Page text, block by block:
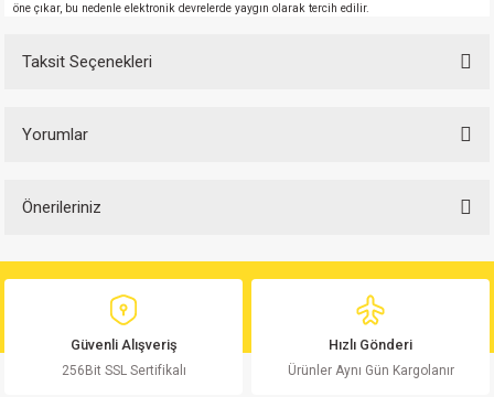
öne çıkar, bu nedenle elektronik devrelerde yaygın olarak tercih edilir.
Taksit Seçenekleri
Yorumlar
Yorum Yaz
Önerileriniz
yetersiz gördüğünüz noktaları öneri formunu kullanarak tarafımıza
Görüş ve önerileriniz için teşekkür ederiz.
Ürün resmi kalitesiz, bozuk veya görüntülenemiyor.
Güvenli Alışveriş
256Bit SSL Sertifikalı
Hızlı Gönderi
Ürünler Aynı Gün Kargolanır